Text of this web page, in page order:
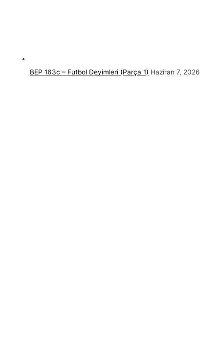
BEP 163c – Futbol Deyimleri (Parça 1) Haziran 7, 2026